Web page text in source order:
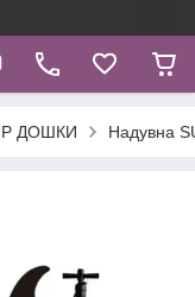
ДОШКИ Надувна